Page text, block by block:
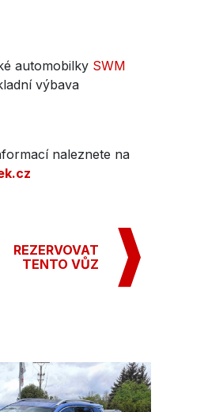
automobilky SWM
výbava
naleznete na
REZERVOVAT
TENTO VŮZ